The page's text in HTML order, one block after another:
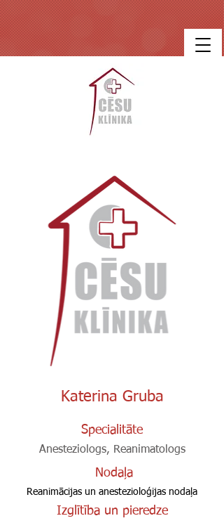
Katerina Gruba
Specialitāte
Anesteziologs, Reanimatologs
Nodaļa
Reanimācijas un anestezioloģijas nodaļa
Izglītība un pieredze